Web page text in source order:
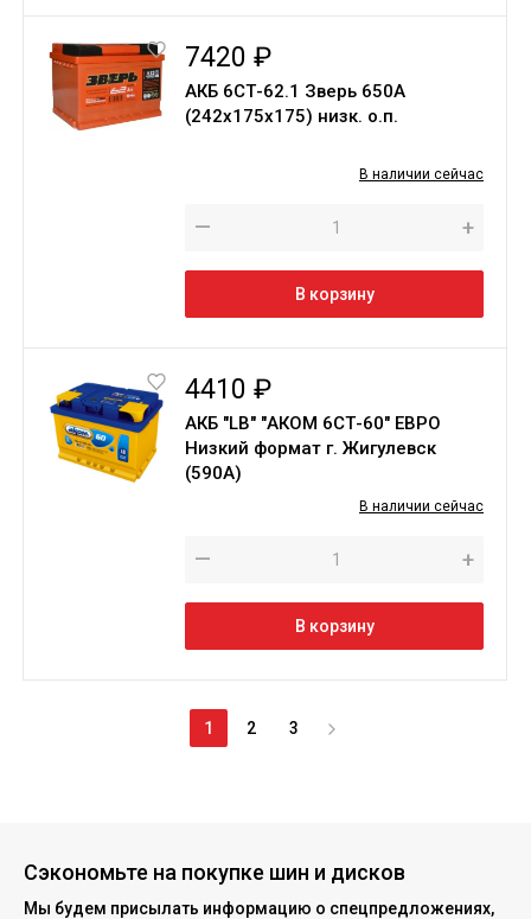
7420 ₽
АКБ 6СТ-62.1 Зверь 650A
(242х175х175) низк. о.п.
В наличии сейчас
— +
В корзину
4410 ₽
АКБ "LB" "АКОМ 6СТ-60" ЕВРО
Низкий формат г. Жигулевск
(590А)
В наличии сейчас
— +
В корзину
1 2 3
Сэкономьте на покупке шин и дисков
Мы будем присылать информацию о спецпредложениях,